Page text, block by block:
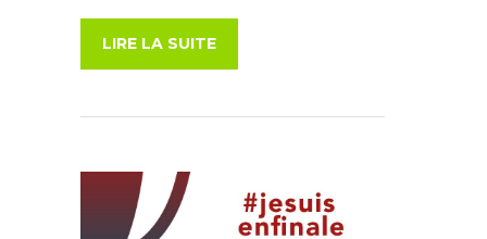
LIRE LA SUITE